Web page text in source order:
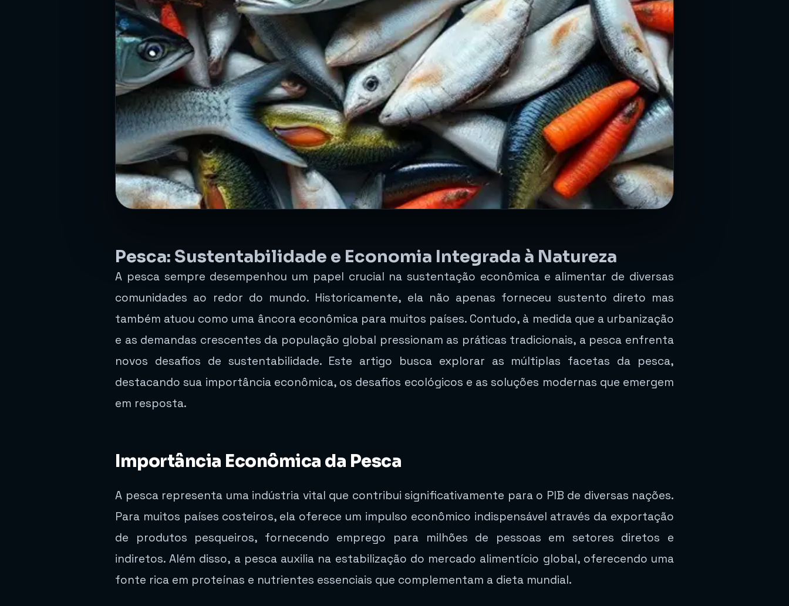
Pesca: Sustentabilidade e Economia Integrada à Natureza
A pesca sempre desempenhou um papel crucial na sustentação econômica e alimentar de diversas
comunidades ao redor do mundo. Historicamente, ela não apenas forneceu sustento direto mas
também atuou como uma âncora econômica para muitos países. Contudo, à medida que a urbanização
e as demandas crescentes da população global pressionam as práticas tradicionais, a pesca enfrenta
novos desafios de sustentabilidade. Este artigo busca explorar as múltiplas facetas da pesca,
destacando sua importância econômica, os desafios ecológicos e as soluções modernas que emergem
em resposta.
Importância Econômica da Pesca
A pesca representa uma indústria vital que contribui significativamente para o PIB de diversas nações.
Para muitos países costeiros, ela oferece um impulso econômico indispensável através da exportação
de produtos pesqueiros, fornecendo emprego para milhões de pessoas em setores diretos e
indiretos. Além disso, a pesca auxilia na estabilização do mercado alimentício global, oferecendo uma
fonte rica em proteínas e nutrientes essenciais que complementam a dieta mundial.